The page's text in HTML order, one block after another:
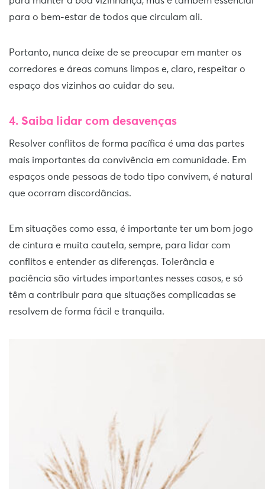
para o bem-estar de todos que circulam ali.
Portanto, nunca deixe de se preocupar em manter os
corredores e áreas comuns limpos e, claro, respeitar o
espaço dos vizinhos ao cuidar do seu.
4. Saiba lidar com desavenças
Resolver conflitos de forma pacífica é uma das partes
mais importantes da convivência em comunidade. Em
espaços onde pessoas de todo tipo convivem, é natural
que ocorram discordâncias.
Em situações como essa, é importante ter um bom jogo
de cintura e muita cautela, sempre, para lidar com
conflitos e entender as diferenças. Tolerância e
paciência são virtudes importantes nesses casos, e só
têm a contribuir para que situações complicadas se
resolvem de forma fácil e tranquila.